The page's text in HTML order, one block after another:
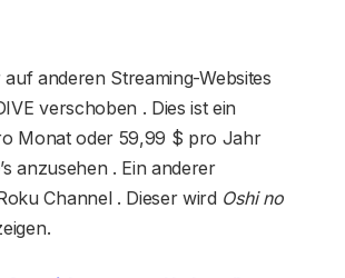
anderen Streaming-Websites
verschoben . Dies ist ein
Monat oder 59,99 $ pro Jahr
’s anzusehen . Ein anderer
Channel . Dieser wird Oshi no